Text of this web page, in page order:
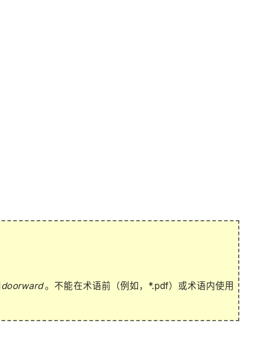
doorward。不能在术语前（例如，*.pdf）或术语内使用